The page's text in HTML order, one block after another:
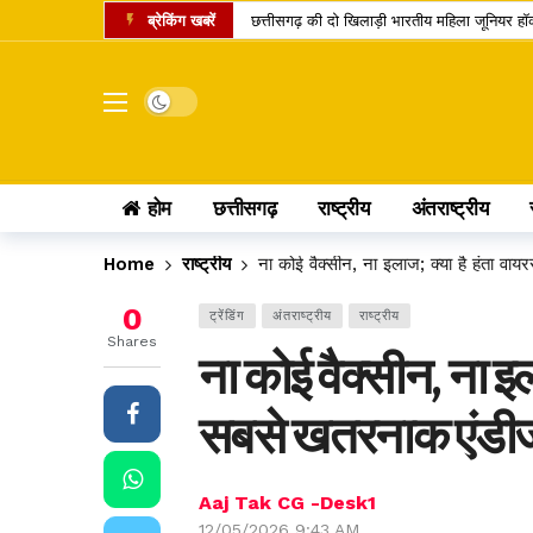
ब्रेकिंग खबरें छत्तीसगढ़ की दो खिलाड़ी भारतीय महिला जूनियर
UPI पेमेंट पर लगेगा चार्ज? लोकसभा में पास
अतीक अहमद का एक और चिराग बुझा, छोटे बेटे
चंद्र ग्रहण 2026: क्या रक्षाबंधन के दिन भारत में
आत्मानंद स्कूलों में शिक्षक भर्ती का बदला तरीका, अब
पीएससी भर्ती घोटाला: पूर्व सचिव जीवन किशोर
Dark mode
होम छत्तीसगढ़ राष्ट्रीय अंतराष्ट्रीय
Home राष्ट्रीय ना कोई वैक्सीन, ना इलाज; क्या है हंता
ट्रेंडिंग अंतराष्ट्रीय राष्ट्रीय
ना कोई वैक्सीन, ना
सबसे खतरनाक
Aaj Tak CG -Desk1
0
Shares